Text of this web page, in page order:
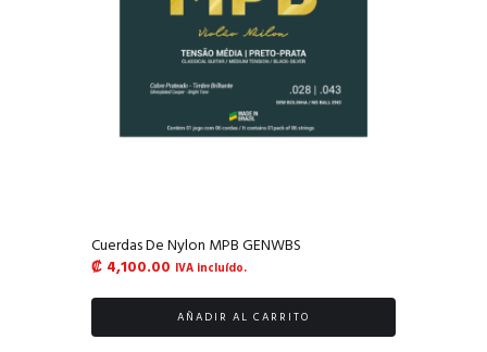
Cuerdas De Nylon MPB GENWBS
₡ 4,100.00 IVA incluído.
AÑADIR AL CARRITO